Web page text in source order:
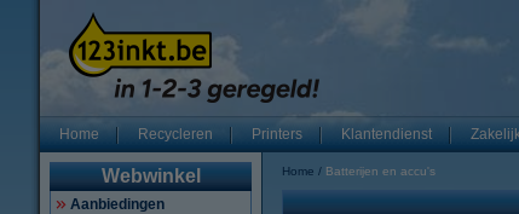
Home Recycleren Printers Klantendienst
Webwinkel
Aanbiedingen
Home Batterijen en accu's